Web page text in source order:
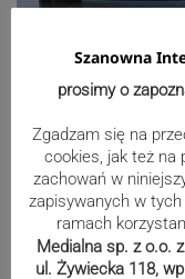
Sport
Szanowna
prosimy o
Zgadzam się na
cookies, jak też na
zachowań w
zapisywanych w
ramach
Medialna sp. z o.o.
ul. Żywiecka 118,